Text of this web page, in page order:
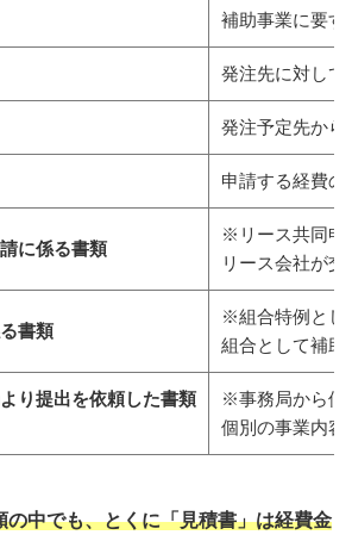
補助事業に要
発注先に対し
発注予定先から
申請する経費
に係る書類
※リース共同申
リース会社が
書類
※組合特例とし
組合として補
り提出を依頼した書類
※事務局から個
個別の事業内
の中でも、とくに「見積書」は経費金